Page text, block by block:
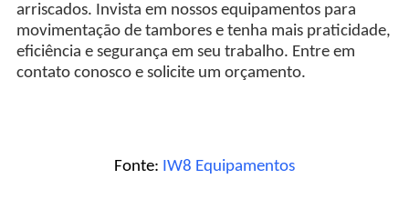
arriscados. Invista em nossos equipamentos para
movimentação de tambores e tenha mais praticidade,
eficiência e segurança em seu trabalho. Entre em
contato conosco e solicite um orçamento.
Fonte: IW8 Equipamentos